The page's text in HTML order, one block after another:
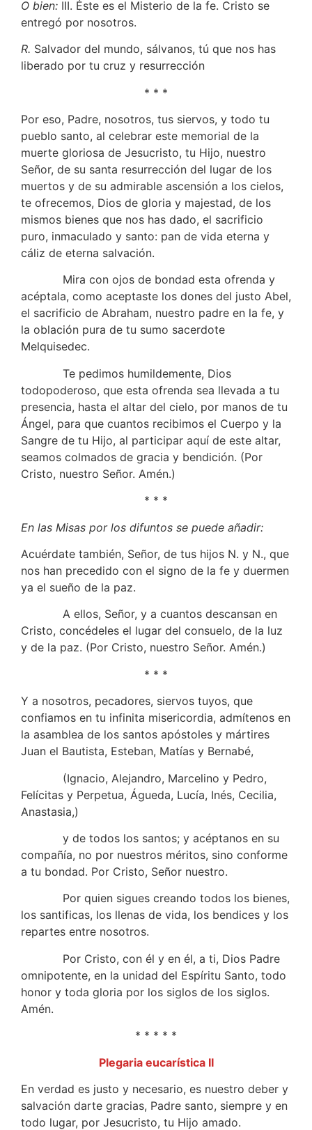
O bien: III. Éste es el Misterio de la fe. Cristo se
entregó por nosotros.
R. Salvador del mundo, sálvanos, tú que nos has
liberado por tu cruz y resurrección
* * *
Por eso, Padre, nosotros, tus siervos, y todo tu
pueblo santo, al celebrar este memorial de la
muerte gloriosa de Jesucristo, tu Hijo, nuestro
Señor, de su santa resurrección del lugar de los
muertos y de su admirable ascensión a los cielos,
te ofrecemos, Dios de gloria y majestad, de los
mismos bienes que nos has dado, el sacrificio
puro, inmaculado y santo: pan de vida eterna y
cáliz de eterna salvación.
Mira con ojos de bondad esta ofrenda y
acéptala, como aceptaste los dones del justo Abel,
el sacrificio de Abraham, nuestro padre en la fe, y
la oblación pura de tu sumo sacerdote
Melquisedec.
Te pedimos humildemente, Dios
todopoderoso, que esta ofrenda sea llevada a tu
presencia, hasta el altar del cielo, por manos de tu
Ángel, para que cuantos recibimos el Cuerpo y la
Sangre de tu Hijo, al participar aquí de este altar,
seamos colmados de gracia y bendición. (Por
Cristo, nuestro Señor. Amén.)
* * *
En las Misas por los difuntos se puede añadir:
Acuérdate también, Señor, de tus hijos N. y N., que
nos han precedido con el signo de la fe y duermen
ya el sueño de la paz.
A ellos, Señor, y a cuantos descansan en
Cristo, concédeles el lugar del consuelo, de la luz
y de la paz. (Por Cristo, nuestro Señor. Amén.)
* * *
Y a nosotros, pecadores, siervos tuyos, que
confiamos en tu infinita misericordia, admítenos en
la asamblea de los santos apóstoles y mártires
Juan el Bautista, Esteban, Matías y Bernabé,
(Ignacio, Alejandro, Marcelino y Pedro,
Felícitas y Perpetua, Águeda, Lucía, Inés, Cecilia,
Anastasia,)
y de todos los santos; y acéptanos en su
compañía, no por nuestros méritos, sino conforme
a tu bondad. Por Cristo, Señor nuestro.
Por quien sigues creando todos los bienes,
los santificas, los llenas de vida, los bendices y los
repartes entre nosotros.
Por Cristo, con él y en él, a ti, Dios Padre
omnipotente, en la unidad del Espíritu Santo, todo
honor y toda gloria por los siglos de los siglos.
Amén.
* * * * *
Plegaria eucarística II
En verdad es justo y necesario, es nuestro deber y
salvación darte gracias, Padre santo, siempre y en
todo lugar, por Jesucristo, tu Hijo amado.